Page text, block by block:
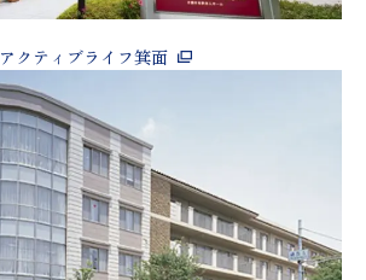
アクティブライフ箕面